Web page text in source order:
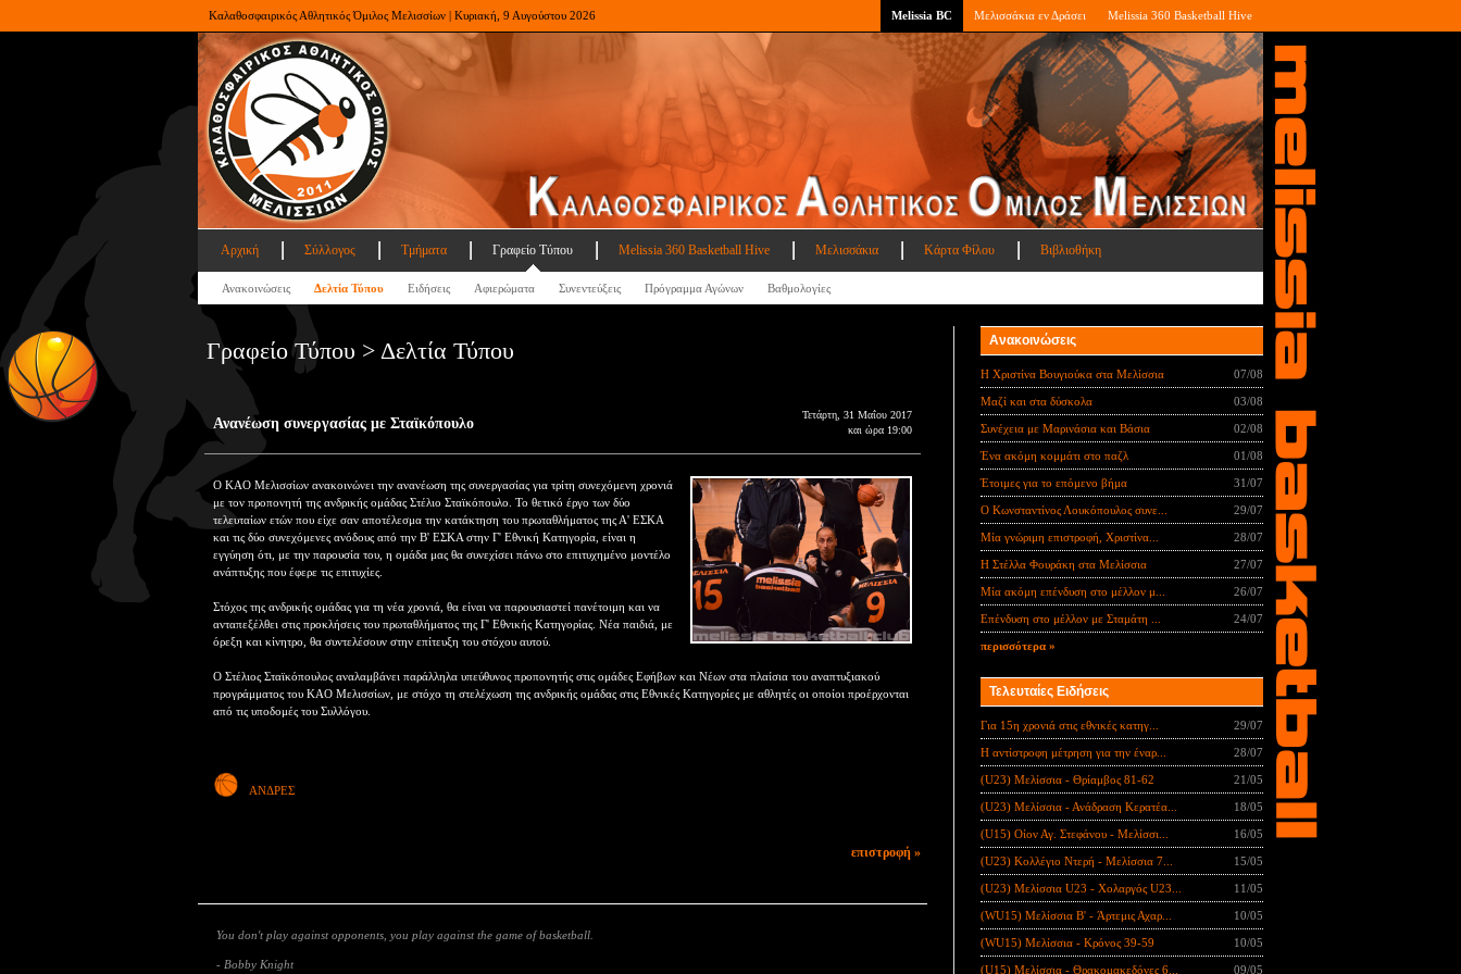
Καλαθοσφαιρικός Αθλητικός Όμιλος Μελισσίων | Κυριακή, 9 Αυγούστου 2026 Melissia BC Μελισσάκια εν Δράσει Melissia 360 Basketball Hive
Αρχική Σύλλογος Τμήματα Γραφείο Τύπου Melissia 360 Basketball Hive Μελισσάκια Κάρτα Φίλου Βιβλιοθήκη
Ανακοινώσεις Δελτία Τύπου Ειδήσεις Αφιερώματα Συνεντεύξεις Πρόγραμμα Αγώνων Βαθμολογίες
Γραφείο Τύπου > Δελτία Τύπου
Ανανέωση συνεργασίας με Σταϊκόπουλο
Τετάρτη, 31 Μαΐου 2017
και ώρα 19:00
Ο ΚΑΟ Μελισσίων ανακοινώνει την ανανέωση της συνεργασίας για τρίτη συνεχόμενη χρονιά
με τον προπονητή της ανδρικής ομάδας Στέλιο Σταϊκόπουλο. Το θετικό έργο των δύο
τελευταίων ετών που είχε σαν αποτέλεσμα την κατάκτηση του πρωταθλήματος της Α' ΕΣΚΑ
και τις δύο συνεχόμενες ανόδους από την Β' ΕΣΚΑ στην Γ' Εθνική Κατηγορία, είναι η
εγγύηση ότι, με την παρουσία του, η ομάδα μας θα συνεχίσει πάνω στο επιτυχημένο μοντέλο
ανάπτυξης που έφερε τις επιτυχίες.
Στόχος της ανδρικής ομάδας για τη νέα χρονιά, θα είναι να παρουσιαστεί πανέτοιμη και να
ανταπεξέλθει στις προκλήσεις του πρωταθλήματος της Γ' Εθνικής Κατηγορίας. Νέα παιδιά, με
όρεξη και κίνητρο, θα συντελέσουν στην επίτευξη του στόχου αυτού.
Ο Στέλιος Σταϊκόπουλος αναλαμβάνει παράλληλα υπεύθυνος προπονητής στις ομάδες Εφήβων και Νέων στα πλαίσια του αναπτυξιακού
προγράμματος του ΚΑΟ Μελισσίων, με στόχο τη στελέχωση της ανδρικής ομάδας στις Εθνικές Κατηγορίες με αθλητές οι οποίοι προέρχονται
από τις υποδομές του Συλλόγου.
ΑΝΔΡΕΣ
επιστροφή »
You don't play against opponents, you play against the game of basketball.
- Bobby Knight
Ανακοινώσεις
Η Χριστίνα Βουγιούκα στα Μελίσσια 07/08
Μαζί και στα δύσκολα 03/08
Συνέχεια με Μαρινάσια και Βάσια 02/08
Ένα ακόμη κομμάτι στο παζλ 01/08
Έτοιμες για το επόμενο βήμα 31/07
Ο Κωνσταντίνος Λουκόπουλος συνε... 29/07
Μία γνώριμη επιστροφή, Χριστίνα... 28/07
Η Στέλλα Φουράκη στα Μελίσσια 27/07
Μία ακόμη επένδυση στο μέλλον μ... 26/07
Επένδυση στο μέλλον με Σταμάτη ... 24/07
περισσότερα »
Τελευταίες Ειδήσεις
Για 15η χρονιά στις εθνικές κατηγ... 29/07
Η αντίστροφη μέτρηση για την έναρ... 28/07
(U23) Μελίσσια - Θρίαμβος 81-62 21/05
(U23) Μελίσσια - Ανάδραση Κερατέα... 18/05
(U15) Οίον Αγ. Στεφάνου - Μελίσσι... 16/05
(U23) Κολλέγιο Ντερή - Μελίσσια 7... 15/05
(U23) Μελίσσια U23 - Χολαργός U23... 11/05
(WU15) Μελίσσια B' - Άρτεμις Αχαρ... 10/05
(WU15) Μελίσσια - Κρόνος 39-59 10/05
(U15) Μελίσσια - Θρακομακεδόνες 6... 09/05